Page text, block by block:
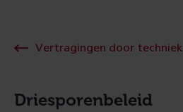
Vertragingen door techniek
Driesporenbeleid